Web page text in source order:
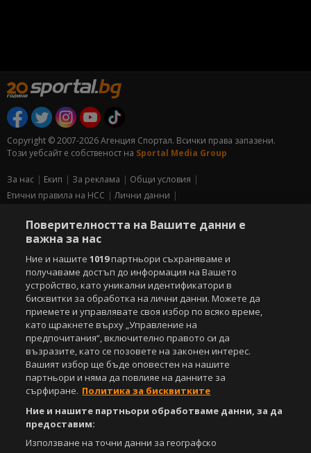
Copyright © 2007-2026 Агенция Спортал. Всички права запазени.
Този уебсайт е собственост на Sportal Media Group
За нас Екип За рекламa
Общи условия
Етични правила на НСС
Лични данни
Съдържанието на този уеб сайт и технологиите, използвани в него, са
Всички статии, репортажи, интервюта и други текстови, графични и
видео материали, публикувани в сайта, са собственост на Агенция
Спортал, освен ако изрично е посочено друго. Допуска се
публикуване на текстови материали само след писмено съгласие на
Агенция Спортал, посочване на източника и добавяне на линк към
www.sportal.bg. Използването на графични и видео материали,
публикувани в сайта, е строго забранено. Нарушителите ще бъдат
санкционирани с цялата строгост на закона.
СвалиБЕЗПЛАТНОТОприложение за:
Поверителността на Вашите данни е
важна за нас
Ние и нашите1019партньори съхраняваме и
получаваме достъп до информация на Вашето
устройство, като уникални идентификатори в
бисквитки за обработка на лични данни. Можете да
приемете и управлявате своя избор по всяко време,
като щракнете върху „Управление на
предпочитания“, включително правото си да
възразите, като се позовете на законен интерес.
Вашият избор ще бъде оповестен на нашите
партньори и няма да повлияе на данните за
сърфиране. Политика за бисквитките
Ние и нашите партньори обработваме данни, за да
предоставим:
Използване на точни данни за географско